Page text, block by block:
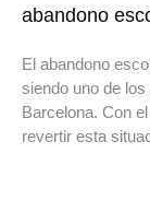
abandono
El abandono
siendo uno de
Barcelona. Con
revertir esta